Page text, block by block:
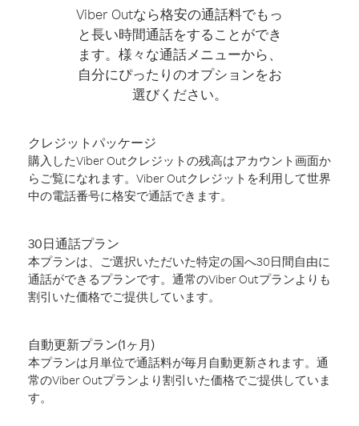
Viber Outなら格安の通話料でもっ
と長い時間通話をすることができ
ます。様々な通話メニューから、
自分にぴったりのオプションをお
選びください。
クレジットパッケージ
購入したViber Outクレジットの残高はアカウント画面か
らご覧になれます。Viber Outクレジットを利用して世界
中の電話番号に格安で通話できます。
30日通話プラン
本プランは、ご選択いただいた特定の国へ30日間自由に
通話ができるプランです。通常のViber Outプランよりも
割引いた価格でご提供しています。
自動更新プラン(1ヶ月)
本プランは月単位で通話料が毎月自動更新されます。通
常のViber Outプランより割引いた価格でご提供していま
す。